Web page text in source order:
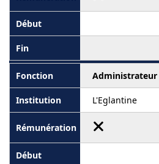
Administrateur
L'Eglantine